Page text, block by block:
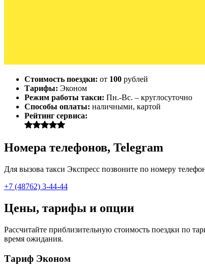
Стоимость поездки: от 100 рублей
Тарифы: Эконом
Режим работы такси: Пн.-Вс. – круглосуточно
Способы оплаты: наличными, картой
Рейтинг сервиса:
Номера телефонов, Telegram
Для вызова такси Экспресс позвоните по номеру
+7 (48762) 3-44-44
Цены, тарифы и опции
Рассчитайте приблизительную стоимость поездки по
время ожидания.
Тариф Эконом